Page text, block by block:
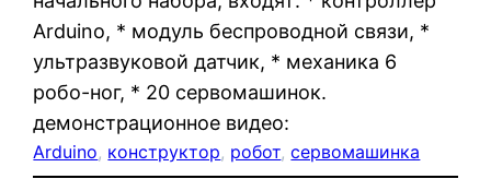
Arduino, * модуль беспроводной связи, *
ультразвуковой датчик, * механика 6
робо-ног, * 20 сервомашинок.
демонстрационное видео:
Arduino, конструктор, робот, сервомашинка